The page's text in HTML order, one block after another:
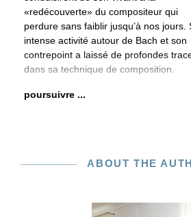
«redécouverte» du compositeur qui
perdure sans faiblir jusqu’à nos jours.
intense activité autour de Bach et son
contrepoint a laissé de profondes
dans sa technique de composition.
poursuivre ...
ABOUT THE